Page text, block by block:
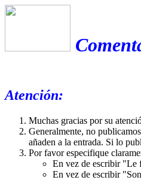
Atención:
Muchas gracias por su
Generalmente, no
añaden a la entrada. Si lo
Por favor especifique
En vez de escribir "Le
En vez de escribir